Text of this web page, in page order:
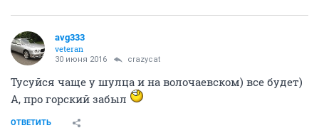
avg333
veteran
30 июня 2016 crazycat
Тусуйся чаще у шулца и на волочаевском) все будет)
А, про горский забыл
ОТВЕТИТЬ